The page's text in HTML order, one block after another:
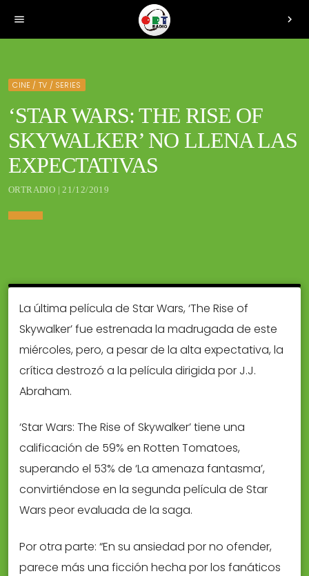
menu chevron_right
CINE / TV / SERIES
‘STAR WARS: THE RISE OF
SKYWALKER’ NO LLENA LAS
EXPECTATIVAS
ORTRADIO | 21/12/2019
La última película de Star Wars, ‘The Rise of
Skywalker’ fue estrenada la madrugada de este
miércoles, pero, a pesar de la alta expectativa, la
crítica destrozó a la película dirigida por J.J.
Abraham.
‘Star Wars: The Rise of Skywalker’ tiene una
calificación de 59% en Rotten Tomatoes,
superando el 53% de ‘La amenaza fantasma’,
convirtiéndose en la segunda película de Star
Wars peor evaluada de la saga.
Por otra parte: “En su ansiedad por no ofender,
parece más una ficción hecha por los fanáticos